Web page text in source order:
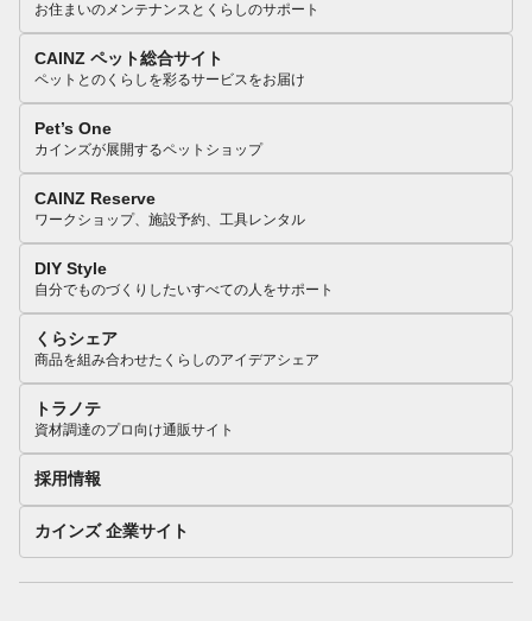
お住まいのメンテナンスとくらしのサポート
CAINZ ペット総合サイト
ペットとのくらしを彩るサービスをお届け
Pet’s One
カインズが展開するペットショップ
CAINZ Reserve
ワークショップ、施設予約、工具レンタル
DIY Style
自分でものづくりしたいすべての人をサポート
くらシェア
商品を組み合わせたくらしのアイデアシェア
トラノテ
資材調達のプロ向け通販サイト
採用情報
カインズ 企業サイト